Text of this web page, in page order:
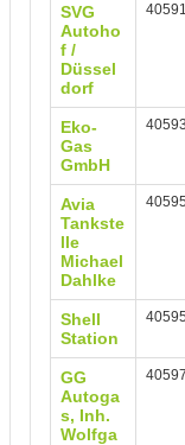
SVG
Autoho
f /
Düssel
dorf
40591
Eko-
Gas
GmbH
40593
Avia
Tankste
lle
Michael
Dahlke
40595
Shell
Station
40595
GG
Autoga
s, Inh.
Wolfga
40597